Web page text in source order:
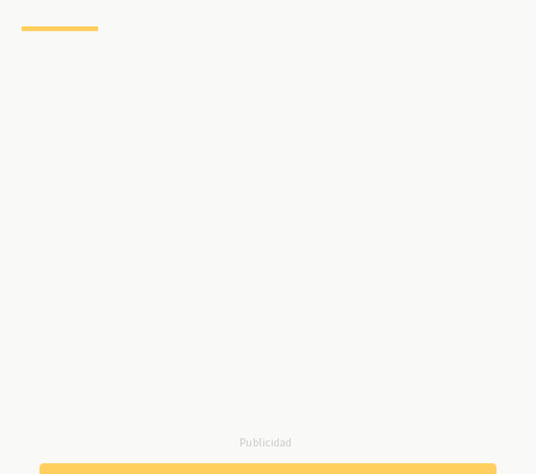
Publicidad